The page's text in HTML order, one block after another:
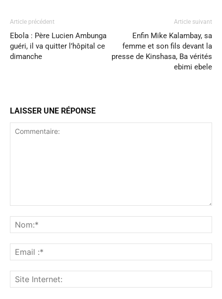
Article précédent
Ebola : Père Lucien Ambunga
guéri, il va quitter l’hôpital ce
dimanche
Article suivant
Enfin Mike Kalambay, sa
femme et son fils devant la
presse de Kinshasa, Ba vérités
ebimi ebele
LAISSER UNE RÉPONSE